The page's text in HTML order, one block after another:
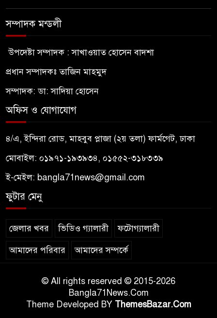
সম্পাদক মন্ডলী
উপদেষ্টা সম্পাদক : সাখাওয়াত হোসেন বাদশা
প্রধান সম্পাদকঃ তাজিন মাহমুদ
সম্পাদক: ডা: সাদিয়া হোসেন
অফিস ও যোগাযোগ
৪/এ, ইন্দিরা রোড, মাহবুব প্লাজা (২য় তলা) ফার্মগেট, ঢাকা
মোবাইল: ০১৯৭১-১৯৩৯৩৪, ০১৫৫২-৩১৮৩৩৯
ই-মেইল: bangla71news@gmail.com
ফুটার মেনু
জেলার খবর ভিডিও গ্যালারী ফটোগ্যালারী
আমাদের পরিবার আমাদের সম্পর্কে
© All rights reserved © 2015-2026
Bangla71News.Com
Theme Developed BY ThemesBazar.Com